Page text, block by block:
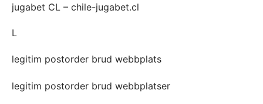
jugabet CL – chile-jugabet.cl
L
legitim postorder brud webbplats
legitim postorder brud webbplatser